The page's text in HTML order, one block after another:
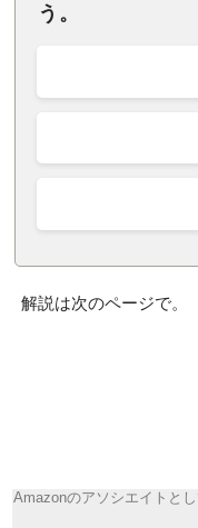
う。
解説は次のページで。
Amazonのアソシエイトと